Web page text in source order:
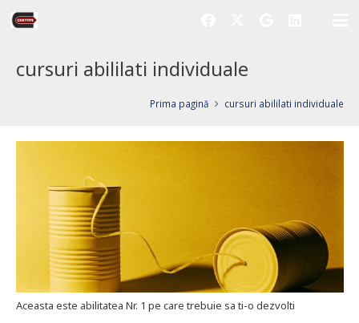
cursuri abililati individuale
Prima pagină cursuri abililati individuale
Aceasta este abilitatea Nr. 1 pe care trebuie sa ti-o dezvolti